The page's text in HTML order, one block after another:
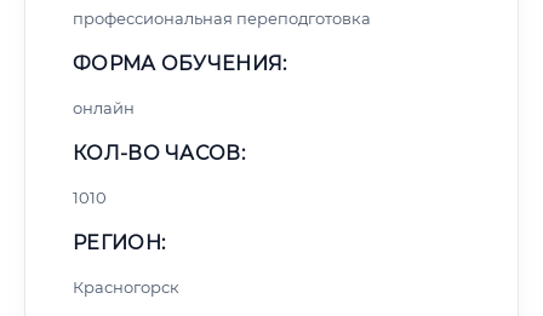
профессиональная переподготовка
ФОРМА ОБУЧЕНИЯ:
онлайн
КОЛ-ВО ЧАСОВ:
1010
РЕГИОН:
Красногорск